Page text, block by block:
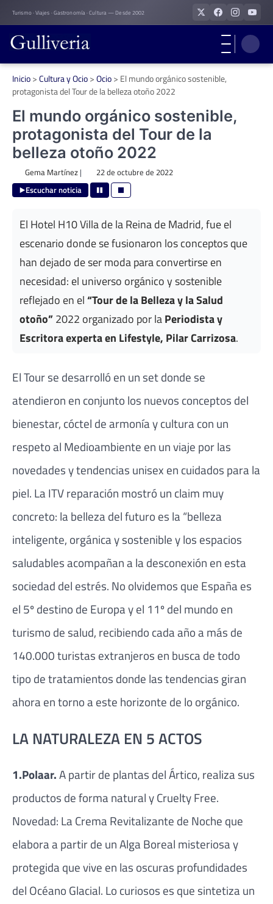
Skip
to
content
Turismo · Viajes · Gastronomía · Cultura — Desde 2002
Inicio>Cultura y Ocio>Ocio> El mundo orgánico sostenible,
protagonista del Tour de la belleza otoño 2022
El mundo orgánico sostenible,
protagonista del Tour de la
belleza otoño 2022
Gema Martínez| 22 de octubre de 2022
Escuchar noticia
El Hotel H10 Villa de la Reina de Madrid, fue el
escenario donde se fusionaron los conceptos que
han dejado de ser moda para convertirse en
necesidad: el universo orgánico y sostenible
reflejado en el“Tour de la Belleza y la Salud
otoño”2022 organizado por laPeriodista y
Escritora experta en Lifestyle, Pilar Carrizosa.
El Tour se desarrolló en un set donde se
atendieron en conjunto los nuevos conceptos del
bienestar, cóctel de armonía y cultura con un
respeto al Medioambiente en un viaje por las
novedades y tendencias unisex en cuidados para la
piel. La ITV reparación mostró un claim muy
concreto: la belleza del futuro es la “belleza
inteligente, orgánica y sostenible y los espacios
saludables acompañan a la desconexión en esta
sociedad del estrés. No olvidemos que España es
el 5º destino de Europa y el 11º del mundo en
turismo de salud, recibiendo cada año a más de
140.000 turistas extranjeros en busca de todo
tipo de tratamientos donde las tendencias giran
ahora en torno a este horizonte de lo orgánico.
LA NATURALEZA EN 5 ACTOS
1.Polaar.A partir de plantas del Ártico, realiza sus
productos de forma natural y Cruelty Free.
Novedad: La Crema Revitalizante de Noche que
elabora a partir de un Alga Boreal misteriosa y
protegida que vive en las oscuras profundidades
del Océano Glacial. Lo curiosos es que sintetiza un